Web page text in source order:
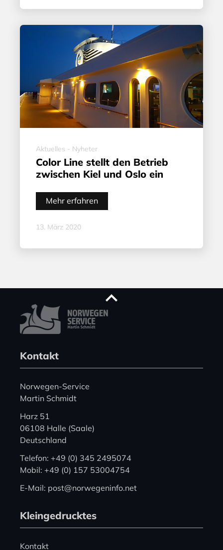
Aktuelles - Nyheter
Color Line stellt den Betrieb
zwischen Kiel und Oslo ein
Mehr erfahren
13. März 2020
Kontakt
Norwegen-Service
Martin Schmidt
Harz 51
06108 Halle (Saale)
Deutschland
Telefon: +49 (0) 345 2495074
Mobil: +49 (0) 157 53004754
E-Mail: post@norwegeninfo.net
Kleingedrucktes
Kontakt